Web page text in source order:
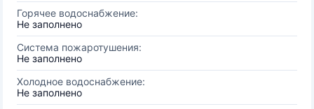
Горячее водоснабжение:
Не заполнено
Система пожаротушения:
Не заполнено
Холодное водоснабжение:
Не заполнено